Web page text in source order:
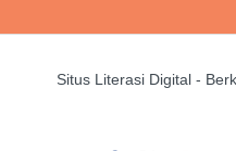
Situs Literasi Digital -